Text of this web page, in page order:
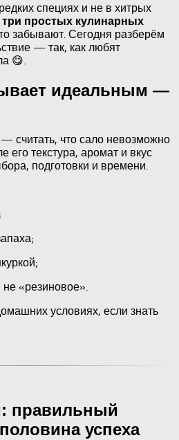
специях и не в хитрых
три простых кулинарных
забывают. Сегодня разберём
— так, как любят
😋.
идеальным —
считать, что сало невозможно
его текстура, аромат и вкус
подготовки и времени.
«резиновое».
условиях, если знать
правильный
успеха